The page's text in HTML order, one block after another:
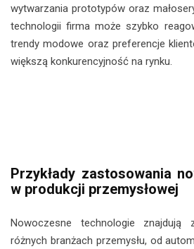
wytwarzania prototypów oraz
technologii firma może szybko
trendy modowe oraz preferencje
większą konkurencyjność na rynku.
Przykłady zastosowania
w produkcji przemysłowej
Nowoczesne technologie znajdują
różnych branżach przemysłu, od